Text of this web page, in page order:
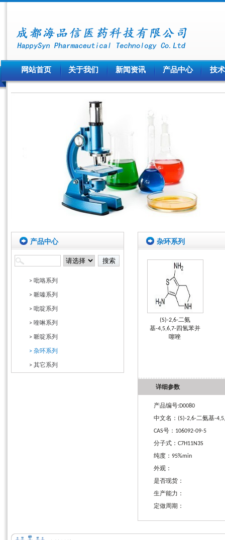
网站首页 关于我们 新闻资讯 产品中心 技
产品中心
> 吡咯系列
> 哌嗪系列
> 吡啶系列
> 喹啉系列
> 哌啶系列
> 杂环系列
> 其它系列
杂环系列
(S)-2,6-二氨
基-4,5,6,7-四氢苯并
噻唑
详细参数
产品编号:D0080
中文名：(S)-2,6-二氨基-
CAS号：106092-09-5
分子式：C7H11N3S
纯度：95%min
外观：
是否现货：
生产能力：
定做周期：